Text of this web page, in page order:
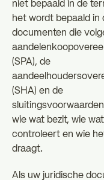
niet bepaald in de
het wordt bepaald in
documenten die
(SPA), de
(SHA) en de
wie wat bezit, wie wat
controleert en wie
draagt.
Als uw juridische